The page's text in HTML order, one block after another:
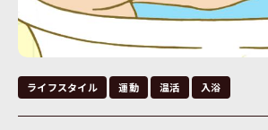
ライフスタイル 運動 温活 入浴